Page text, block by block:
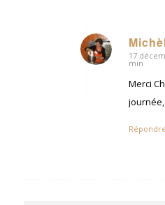
dit
17
min
Merci
Répondre